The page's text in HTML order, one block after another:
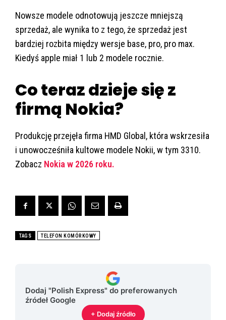
Nowsze modele odnotowują jeszcze mniejszą
sprzedaż, ale wynika to z tego, że sprzedaż jest
bardziej rozbita między wersje base, pro, pro max.
Kiedyś apple miał 1 lub 2 modele rocznie.
Co teraz dzieje się z
firmą Nokia?
Produkcję przejęła firma HMD Global, która wskrzesiła
i unowocześniła kultowe modele Nokii, w tym 3310.
Zobacz Nokia w 2026 roku.
TAGS TELEFON KOMÓRKOWY
Dodaj "Polish Express" do preferowanych
źródeł Google
+ Dodaj źródło